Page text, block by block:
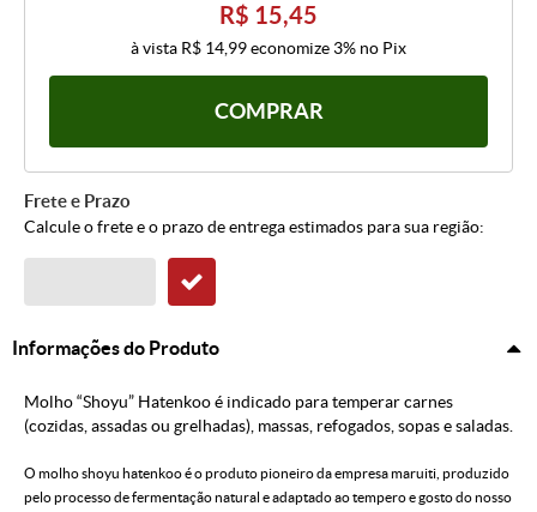
R$ 15,45
à vista R$ 14,99economize 3% no Pix
COMPRAR
Frete e Prazo
Calcule o frete e o prazo de entrega estimados para sua região:
Informações do Produto
Molho “Shoyu” Hatenkoo é indicado para temperar carnes
(cozidas, assadas ou grelhadas), massas, refogados, sopas e saladas.
O molho shoyu hatenkoo é o produto pioneiro da empresa maruiti, produzido
pelo processo de fermentação natural e adaptado ao tempero e gosto do nosso